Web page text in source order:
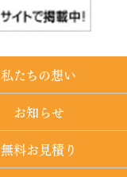
私たちの想い
お知らせ
無料お見積り